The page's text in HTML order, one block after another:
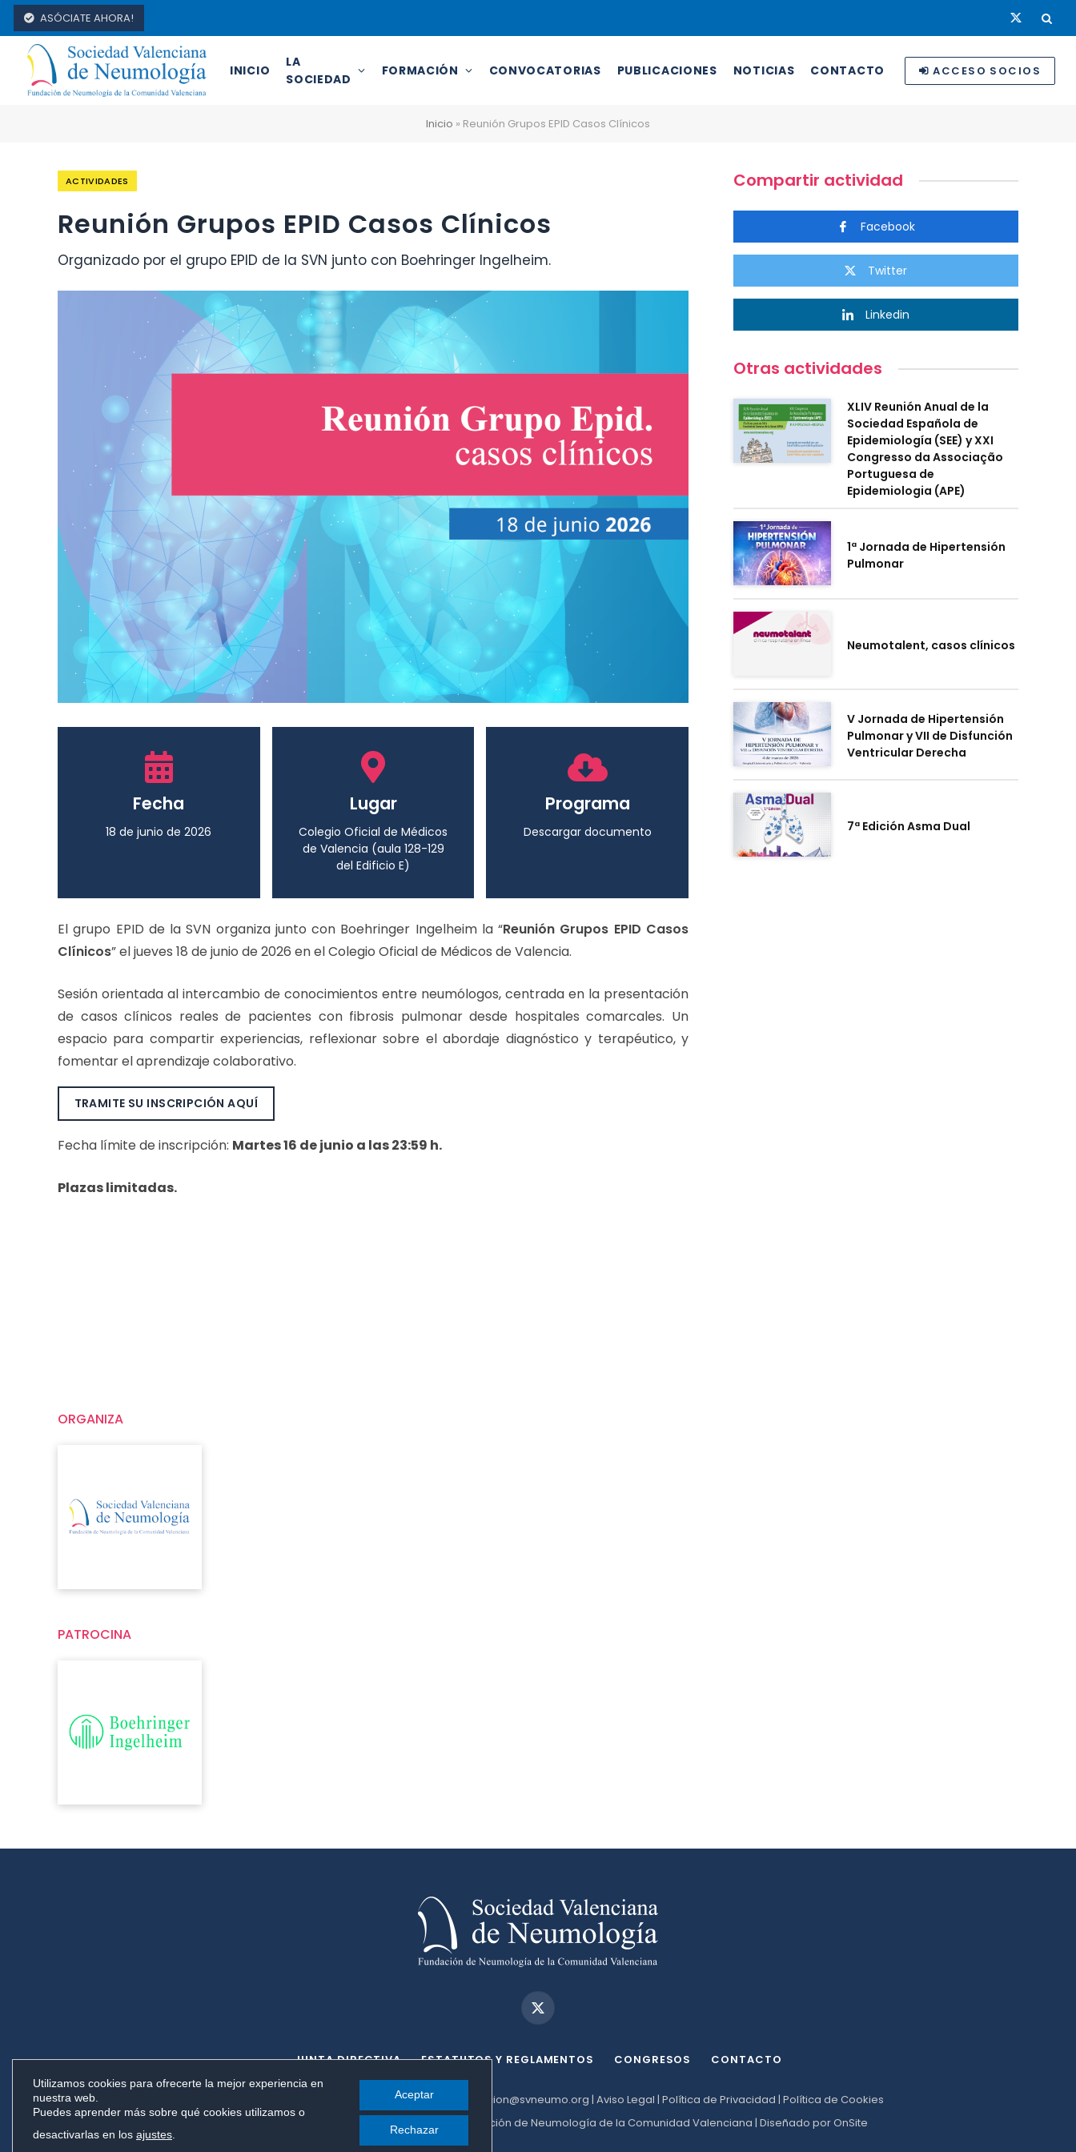
ASÓCIATE AHORA! Twitter
INICIO
LA
SOCIEDAD
FORMACIÓN CONVOCATORIAS PUBLICACIONES NOTICIAS CONTACTO ACCESO SOCIOS
Inicio » Reunión Grupos EPID Casos Clínicos
ACTIVIDADES
Reunión Grupos EPID Casos Clínicos
Organizado por el grupo EPID de la SVN junto con Boehringer Ingelheim.
Fecha
18 de junio de 2026
Lugar
Colegio Oficial de Médicos
de Valencia (aula 128-129
del Edificio E)
Programa
Descargar documento
El grupo EPID de la SVN organiza junto con Boehringer Ingelheim la “Reunión Grupos EPID Casos
Clínicos” el jueves 18 de junio de 2026 en el Colegio Oficial de Médicos de Valencia.
Sesión orientada al intercambio de conocimientos entre neumólogos, centrada en la presentación
de casos clínicos reales de pacientes con fibrosis pulmonar desde hospitales comarcales. Un
espacio para compartir experiencias, reflexionar sobre el abordaje diagnóstico y terapéutico, y
fomentar el aprendizaje colaborativo.
TRAMITE SU INSCRIPCIÓN AQUÍ
Fecha límite de inscripción: Martes 16 de junio a las 23:59 h.
Plazas limitadas.
ORGANIZA
PATROCINA
Compartir actividad
Facebook
Twitter
Linkedin
Otras actividades
XLIV Reunión Anual de la
Sociedad Española de
Epidemiología (SEE) y XXI
Congresso da Associação
Portuguesa de
Epidemiologia (APE)
1ª Jornada de Hipertensión
Pulmonar
Neumotalent, casos clínicos
V Jornada de Hipertensión
Pulmonar y VII de Disfunción
Ventricular Derecha
7ª Edición Asma Dual
Twitter
JUNTA DIRECTIVA ESTATUTOS Y REGLAMENTOS CONGRESOS CONTACTO
Carrer del Poeta Liern, 14, 46003 València | administracion@svneumo.org | Aviso Legal | Política de Privacidad | Política de Cookies
2026 © Sociedad Valenciana de Neumología - Fundación de Neumología de la Comunidad Valenciana | Diseñado porOnSite
Utilizamos cookies para ofrecerte la mejor experiencia en
nuestra web.
Puedes aprender más sobre qué cookies utilizamos o
desactivarlas en los ajustes
Aceptar
Rechazar